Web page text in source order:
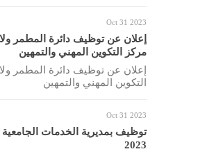
Oct 31 2023
إعلان عن توظيف دائرة المطمر
مركز التكوين المهني والتمهين
إعلان عن توظيف دائرة المطمر
التكوين المهني والتمهين
Oct 31 2023
توظيف بمديرية الخدمات الجامعية
2023